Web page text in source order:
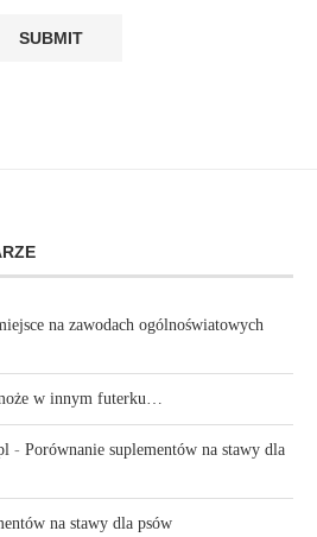
na zawodach ogólnoświatowych
w innym futerku…
- Porównanie suplementów na stawy dla
na stawy dla psów